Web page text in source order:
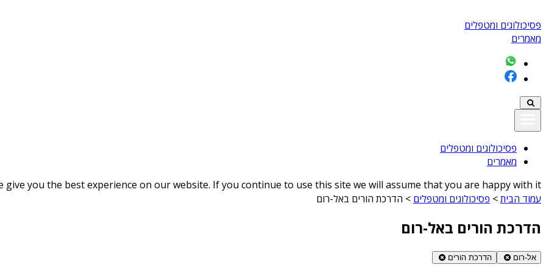
פסיכולוגים ומטפלים
מאמרים
פסיכולוגים ומטפלים
מאמרים
give you the best experience on our website. If you continue to use this site we will assume that you are happy with it
עמוד הבית> פסיכולוגים ומטפלים > הדרכת הורים באל-רום
הדרכת הורים באל-רום
אל-רום הדרכת הורים